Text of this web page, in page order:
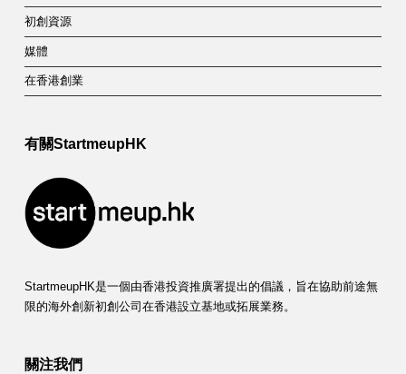
初創資源
媒體
在香港創業
有關StartmeupHK
StartmeupHK是一個由香港投資推廣署提出的倡議，旨在協助前途無
限的海外創新初創公司在香港設立基地或拓展業務。
關注我們